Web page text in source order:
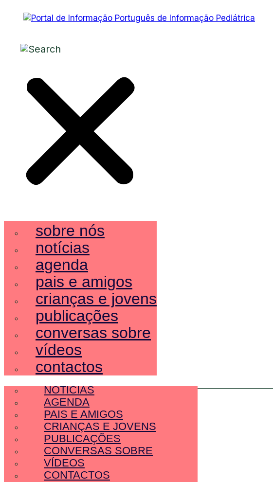
sobre nós
notícias
agenda
pais e amigos
crianças e jovens
publicações
conversas sobre
vídeos
contactos
SOBRE NÓS
NOTÍCIAS
AGENDA
PAIS E AMIGOS
CRIANÇAS E JOVENS
PUBLICAÇÕES
CONVERSAS SOBRE
VÍDEOS
CONTACTOS